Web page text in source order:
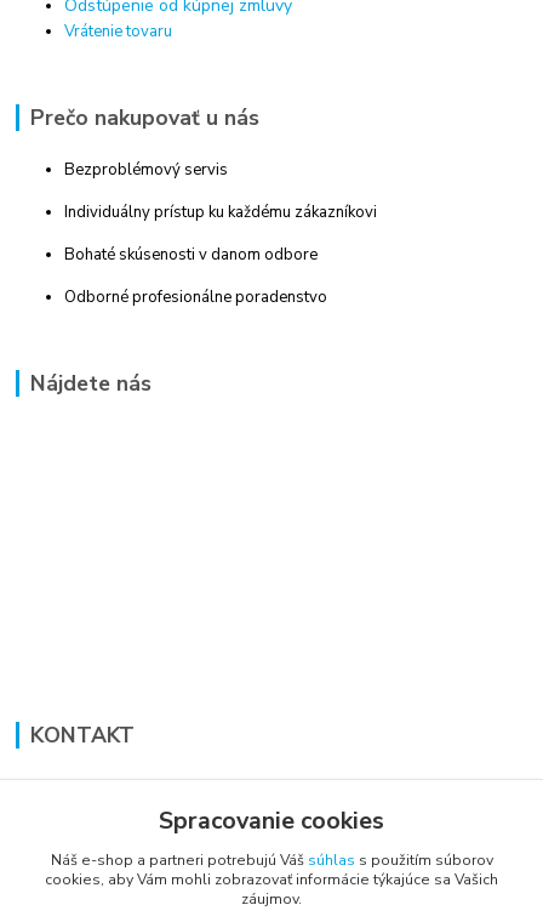
Odstúpenie od kúpnej zmluvy
Vrátenie tovaru
Prečo nakupovať u nás
Bezproblémový servis
Individuálny prístup ku každému zákazníkovi
Bohaté skúsenosti v danom odbore
Odborné profesionálne poradenstvo
Nájdete nás
KONTAKT
+421 948 711 774
vsetkoprenabytok@gmail.com
Spracovanie cookies
Náš e-shop a partneri potrebujú Váš súhlas s použitím súborov
cookies, aby Vám mohli zobrazovať informácie týkajúce sa Vašich
záujmov.